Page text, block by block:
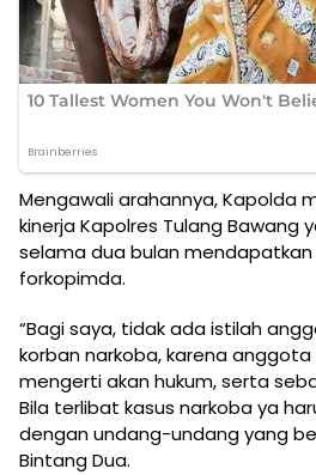
Mengawali arahannya, Kapolda
kinerja Kapolres Tulang Bawang
selama dua bulan mendapatkan
forkopimda.
“Bagi saya, tidak ada istilah
korban narkoba, karena
mengerti akan hukum, serta
Bila terlibat kasus narkoba ya
dengan undang-undang yang
Bintang Dua.